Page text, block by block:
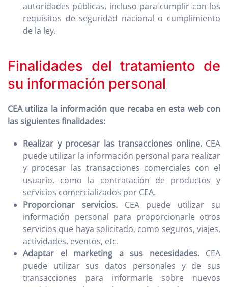
autoridades públicas, incluso para cumplir con los
requisitos de seguridad nacional o cumplimiento
de la ley.
Finalidades del tratamiento de
su información personal
CEA utiliza la información que recaba en esta web con
las siguientes finalidades:
Realizar y procesar las transacciones online. CEA
puede utilizar la información personal para realizar
y procesar las transacciones comerciales con el
usuario, como la contratación de productos y
servicios comercializados por CEA.
Proporcionar servicios. CEA puede utilizar su
información personal para proporcionarle otros
servicios que haya solicitado, como seguros, viajes,
actividades, eventos, etc.
Adaptar el marketing a sus necesidades. CEA
puede utilizar sus datos personales y de sus
transacciones para informarle sobre nuevos